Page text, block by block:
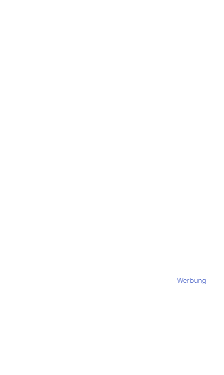
Werbung